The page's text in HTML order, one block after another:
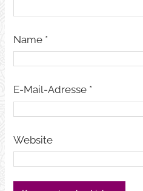
Name *
E-Mail-Adresse *
Website